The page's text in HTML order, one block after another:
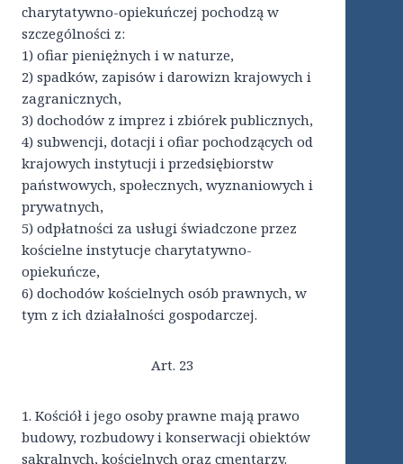
charytatywno-opiekuńczej pochodzą w
szczególności z:
1) ofiar pieniężnych i w naturze,
2) spadków, zapisów i darowizn krajowych i
zagranicznych,
3) dochodów z imprez i zbiórek publicznych,
4) subwencji, dotacji i ofiar pochodzących od
krajowych instytucji i przedsiębiorstw
państwowych, społecznych, wyznaniowych i
prywatnych,
5) odpłatności za usługi świadczone przez
kościelne instytucje charytatywno-
opiekuńcze,
6) dochodów kościelnych osób prawnych, w
tym z ich działalności gospodarczej.
Art. 23
1. Kościół i jego osoby prawne mają prawo
budowy, rozbudowy i konserwacji obiektów
sakralnych, kościelnych oraz cmentarzy.